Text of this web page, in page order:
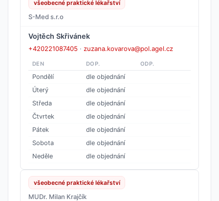
všeobecné praktické lékařství
S-Med s.r.o
Vojtěch Skřivánek
+420221087405 · zuzana.kovarova@pol.agel.cz
DEN DOP. ODP.
Pondělí
dle objednání
Úterý
dle objednání
Středa
dle objednání
Čtvrtek
dle objednání
Pátek
dle objednání
Sobota
dle objednání
Neděle
dle objednání
všeobecné praktické lékařství
MUDr. Milan Krajčík